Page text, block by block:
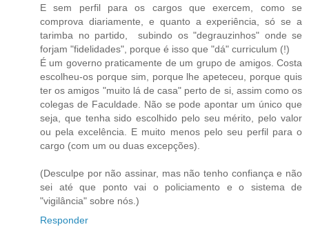
E sem perfil para os cargos que exercem, como se
comprova diariamente, e quanto a experiência, só se a
tarimba no partido, subindo os "degrauzinhos" onde se
forjam "fidelidades", porque é isso que "dá" curriculum (!)
É um governo praticamente de um grupo de amigos. Costa
escolheu-os porque sim, porque lhe apeteceu, porque quis
ter os amigos "muito lá de casa" perto de si, assim como os
colegas de Faculdade. Não se pode apontar um único que
seja, que tenha sido escolhido pelo seu mérito, pelo valor
ou pela excelência. E muito menos pelo seu perfil para o
cargo (com um ou duas excepções).
(Desculpe por não assinar, mas não tenho confiança e não
sei até que ponto vai o policiamento e o sistema de
"vigilância" sobre nós.)
Responder